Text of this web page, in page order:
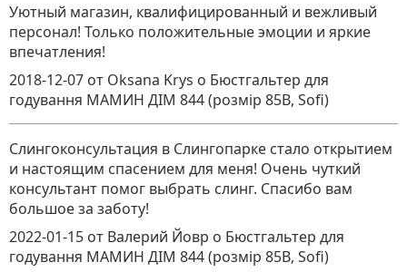
Уютный магазин, квалифицированный и вежливый
персонал! Только положительные эмоции и яркие
впечатления!
2018-12-07 от Oksana Krys о Бюстгальтер для
годування МАМИН ДІМ 844 (розмір 85B, Sofi)
Слингоконсультация в Слингопарке стало открытием
и настоящим спасением для меня! Очень чуткий
консультант помог выбрать слинг. Спасибо вам
большое за заботу!
2022-01-15 от Валерий Йовр о Бюстгальтер для
годування МАМИН ДІМ 844 (розмір 85B, Sofi)